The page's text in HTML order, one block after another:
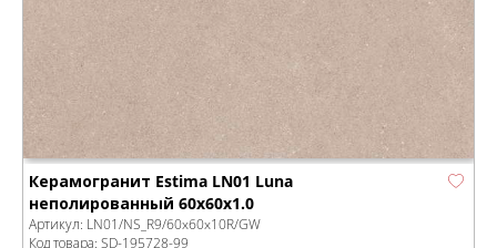
Керамогранит Estima LN01 Luna
неполированный 60x60x1.0
Артикул: LN01/NS_R9/60x60x10R/GW
Код товара: SD-195728-99